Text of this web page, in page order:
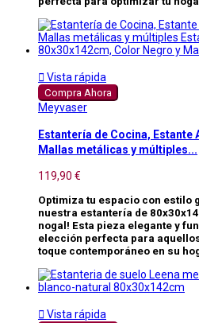
 Vista rápida
Compra Ahora
Meyvaser
Estantería de Cocina, Estante
Mallas metálicas y múltiples...
119,90 €
Optimiza tu espacio con estilo
nuestra estantería de
nogal! Esta pieza elegante y
elección perfecta para
toque contemporáneo en su
 Vista rápida